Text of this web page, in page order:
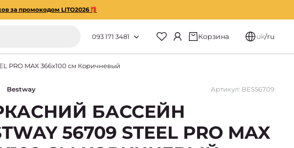
за промокодом LITO2026🎁
093 171 3481 Корзина uk/ru
PRO MAX 366x100 см Коричневый
Bestway Артикул: BES56709
БАССЕЙН
56709 STEEL PRO MAX